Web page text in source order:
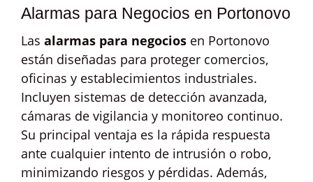
Alarmas para Negocios en Portonovo
Las alarmas para negocios en Portonovo
están diseñadas para proteger comercios,
oficinas y establecimientos industriales.
Incluyen sistemas de detección avanzada,
cámaras de vigilancia y monitoreo continuo.
Su principal ventaja es la rápida respuesta
ante cualquier intento de intrusión o robo,
minimizando riesgos y pérdidas. Además,